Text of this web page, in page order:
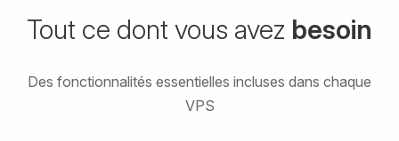
Tout ce dont vous avez besoin
Des fonctionnalités essentielles incluses dans chaque
VPS